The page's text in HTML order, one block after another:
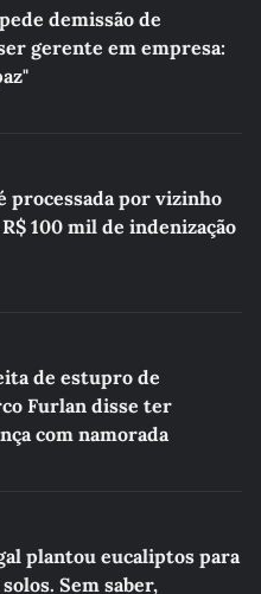
demissão de
gerente em empresa:
processada por vizinho
100 mil de indenização
de estupro de
Furlan disse ter
com namorada
plantou eucaliptos para
Sem saber,